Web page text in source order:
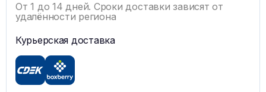
От 1 до 14 дней. Сроки доставки зависят от
удалённости региона
Курьерская доставка